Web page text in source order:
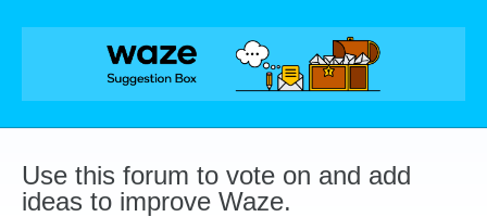
Skip
Use this forum to vote on and add
ideas to improve Waze.